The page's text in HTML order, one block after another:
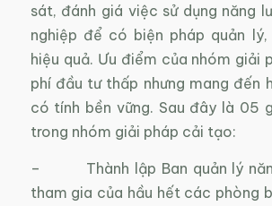
sát, đánh giá việc sử dụng năng
nghiệp để có biện pháp quản
hiệu quả. Ưu điểm của nhóm giải
phí đầu tư thấp nhưng mang đến
có tính bền vững. Sau đây là 05
trong nhóm giải pháp cải tạo:
– Thành lập Ban quản lý
tham gia của hầu hết các phòng